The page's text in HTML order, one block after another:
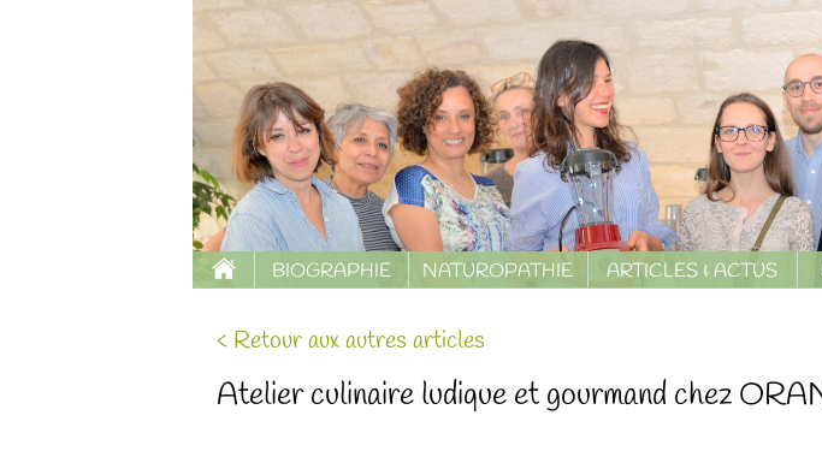
BIOGRAPHIE NATUROPATHIE ARTICLES & ACTUS
< Retour aux autres articles
Atelier culinaire ludique et gourmand chez